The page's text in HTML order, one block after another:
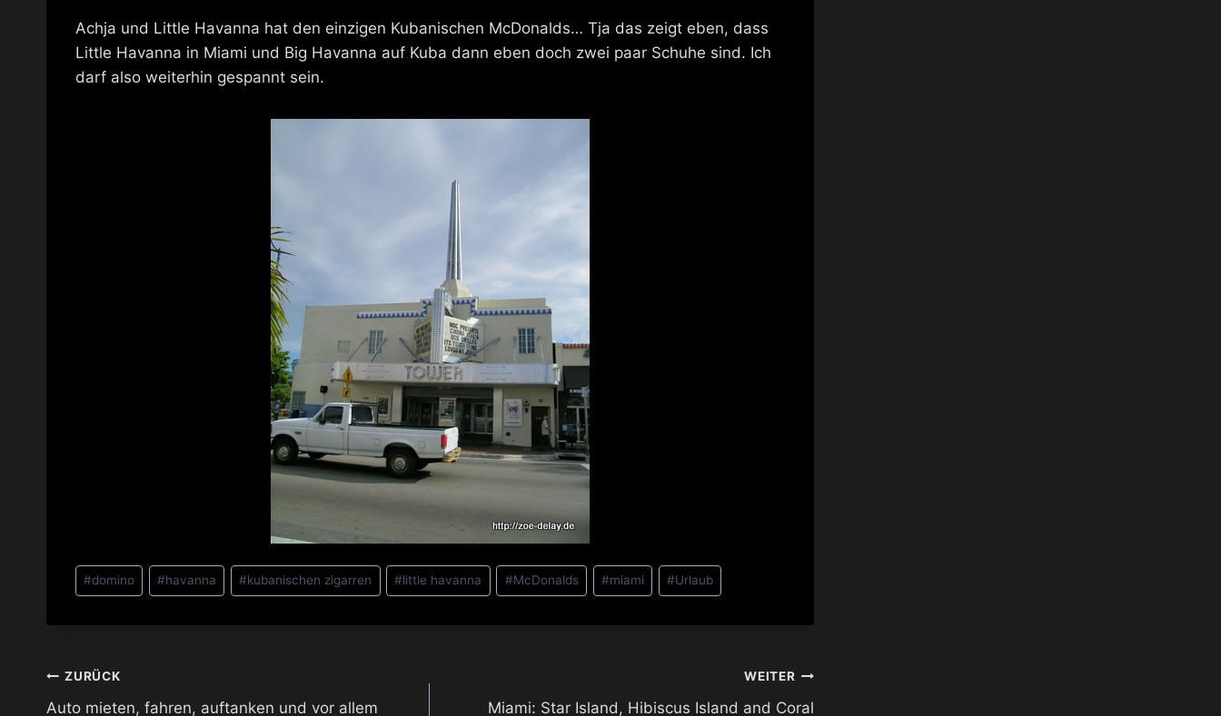
Achja und Little Havanna hat den einzigen Kubanischen McDonalds… Tja das zeigt eben, dass
Little Havanna in Miami und Big Havanna auf Kuba dann eben doch zwei paar Schuhe sind. Ich
darf also weiterhin gespannt sein.
Schlagworte:
#domino #havanna #kubanischen zigarren #little havanna #McDonalds #miami #Urlaub
Beitragsnavigation
ZURÜCK
Auto mieten, fahren, auftanken und vor allem
WEITER
Miami: Star Island, Hibiscus Island and Coral